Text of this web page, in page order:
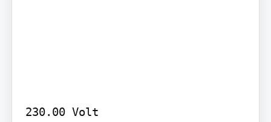
230.00 Volt